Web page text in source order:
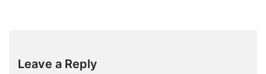
Leave a Reply